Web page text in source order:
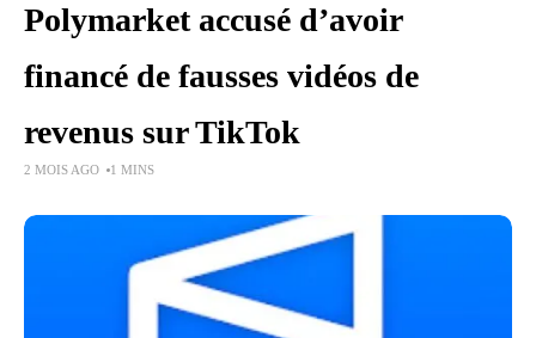
Polymarket accusé d’avoir
financé de fausses vidéos de
revenus sur TikTok
2 MOIS AGO 1 MINS